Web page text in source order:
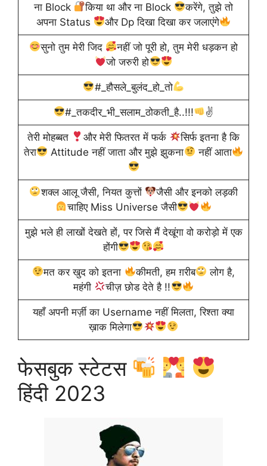
ना Block किया था और ना Block
करेंगे, तुझे तो
अपना Status
और Dp दिखा दिखा कर जलाएंगे
सुनो तुम मेरी जिद
नहीं जो पूरी हो, तुम मेरी धड़कन हो
जो जरुरी हो
#_हौसले_बुलंद_हो_तो
#_तकदीर_भी_सलाम_ठोकती_है..!!! ✌
तेरी मोहब्बत और मेरी फितरत में फर्क
सिर्फ इतना है कि
तेरा
Attitude नहीं जाता और मुझे झुकना नहीं आता
शक्ल आलू जैसी, नियत कुत्तों
जैसी और इनको लड़की
चाहिए Miss Universe जैसी
मुझे भले ही लाखों देखते हों, पर जिसे मैं देखूंगा वो करोड़ो में एक
होंगी
मत कर खुद को इतना कीमती, हम ग़रीब
लोग है,
महंगी
चीज़ छोड देते है !!
यहाँ अपनी मर्ज़ी का Username नहीं मिलता, रिश्ता क्या
ख़ाक मिलेगा
फेसबुक स्टेटस
हिंदी 2023